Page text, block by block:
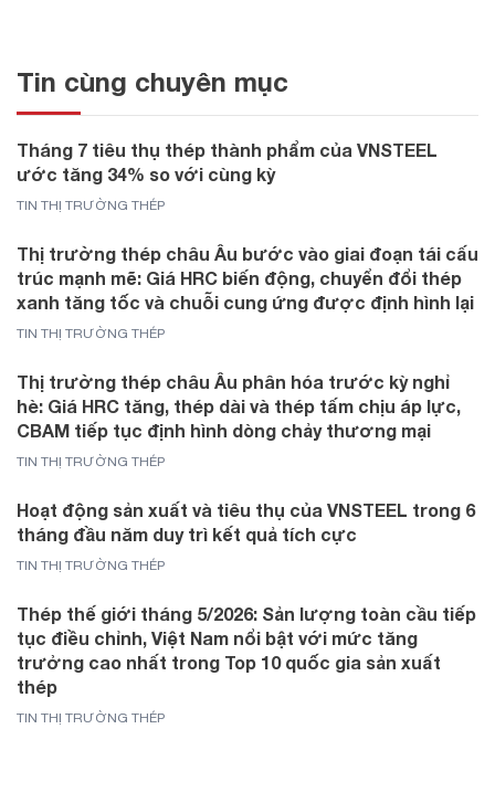
Tin cùng chuyên mục
Tháng 7 tiêu thụ thép thành phẩm của VNSTEEL
ước tăng 34% so với cùng kỳ
TIN THỊ TRƯỜNG THÉP
Thị trường thép châu Âu bước vào giai đoạn tái cấu
trúc mạnh mẽ: Giá HRC biến động, chuyển đổi thép
xanh tăng tốc và chuỗi cung ứng được định hình lại
TIN THỊ TRƯỜNG THÉP
Thị trường thép châu Âu phân hóa trước kỳ nghỉ
hè: Giá HRC tăng, thép dài và thép tấm chịu áp lực,
CBAM tiếp tục định hình dòng chảy thương mại
TIN THỊ TRƯỜNG THÉP
Hoạt động sản xuất và tiêu thụ của VNSTEEL trong 6
tháng đầu năm duy trì kết quả tích cực
TIN THỊ TRƯỜNG THÉP
Thép thế giới tháng 5/2026: Sản lượng toàn cầu tiếp
tục điều chỉnh, Việt Nam nổi bật với mức tăng
trưởng cao nhất trong Top 10 quốc gia sản xuất
thép
TIN THỊ TRƯỜNG THÉP